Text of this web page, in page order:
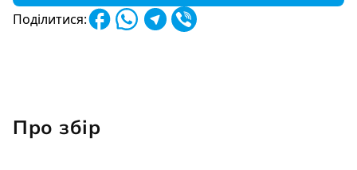
Поділитися:
Про збір